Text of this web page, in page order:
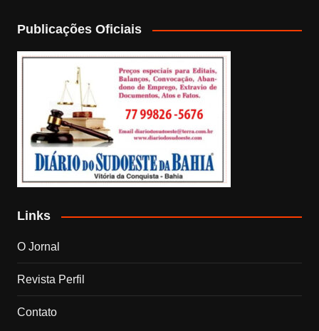
Publicações Oficiais
Links
O Jornal
Revista Perfil
Contato